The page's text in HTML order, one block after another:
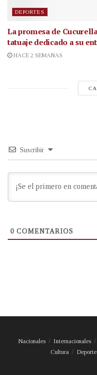
DEPORTES
La promesa de
tatuaje dedicado a su
HACE 2 SEMANAS
Suscribir
0 COMENTARIOS
Nacionales Internacionales
Cultura